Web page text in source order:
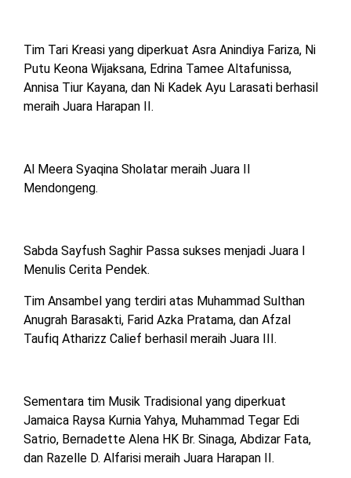
Tim Tari Kreasi yang diperkuat Asra Anindiya Fariza, Ni
Putu Keona Wijaksana, Edrina Tamee Altafunissa,
Annisa Tiur Kayana, dan Ni Kadek Ayu Larasati berhasil
meraih Juara Harapan II.
Al Meera Syaqina Sholatar meraih Juara II
Mendongeng.
Sabda Sayfush Saghir Passa sukses menjadi Juara I
Menulis Cerita Pendek.
Tim Ansambel yang terdiri atas Muhammad Sulthan
Anugrah Barasakti, Farid Azka Pratama, dan Afzal
Taufiq Atharizz Calief berhasil meraih Juara III.
Sementara tim Musik Tradisional yang diperkuat
Jamaica Raysa Kurnia Yahya, Muhammad Tegar Edi
Satrio, Bernadette Alena HK Br. Sinaga, Abdizar Fata,
dan Razelle D. Alfarisi meraih Juara Harapan II.